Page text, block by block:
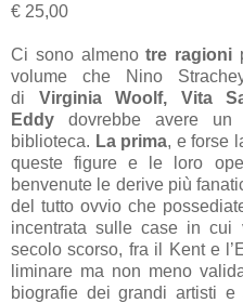
€ 25,00
Ci sono almenotre ragioni
volume che Nino
di Virginia Woolf, Vita
Eddy dovrebbe avere un
biblioteca. La prima, e forse
queste figure e le loro
benvenute le derive più
del tutto ovvio che
incentrata sulle case in cui
secolo scorso, fra il Kent e
liminare ma non meno
biografie dei grandi artisti e